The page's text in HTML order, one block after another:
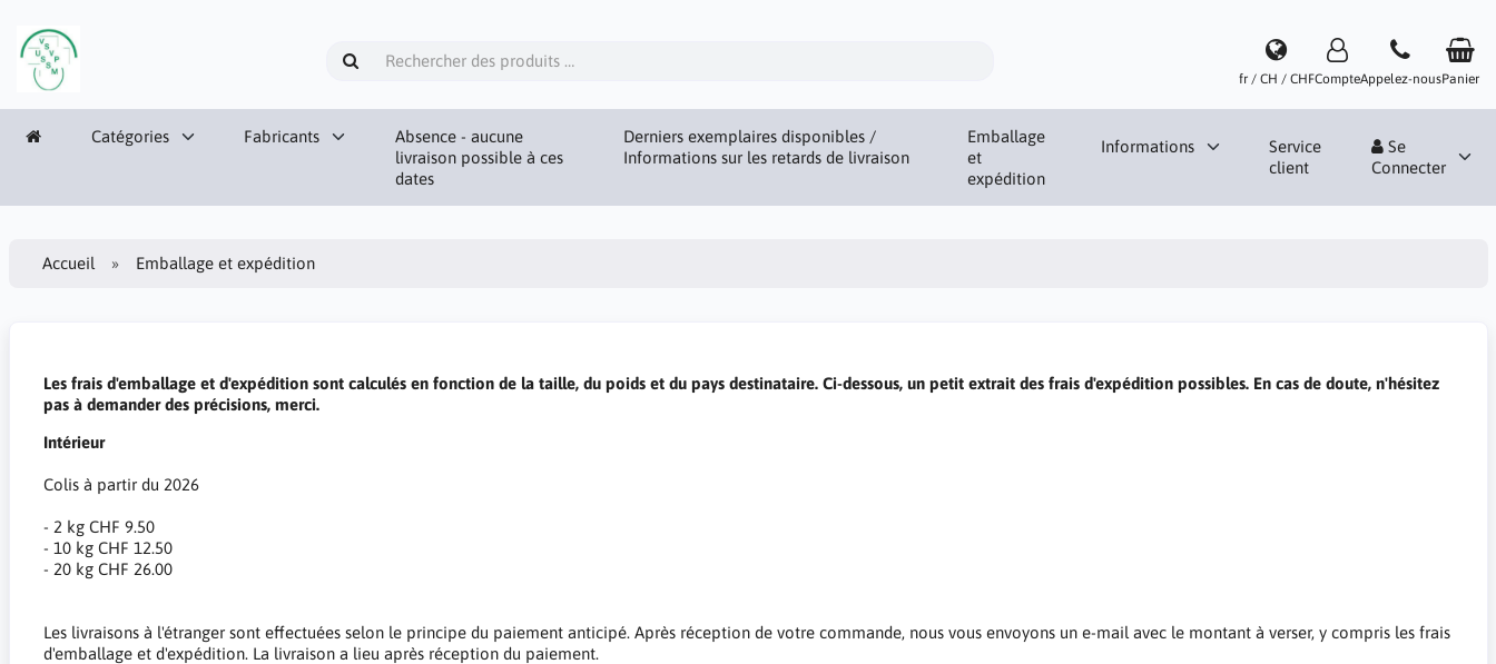
fr / CH / CHFCompteAppelez-nousPanier
Catégories Fabricants
Absence - aucune
livraison possible à ces
dates
Derniers exemplaires disponibles /
Informations sur les retards de livraison
Emballage
et
expédition
Informations
Service
client
Se
Connecter
Accueil Emballage et expédition
Les frais d'emballage et d'expédition sont calculés en fonction de la taille, du poids et du pays destinataire. Ci-dessous, un petit extrait des frais d'expédition possibles. En cas de doute, n'hésitez
pas à demander des précisions, merci.
Intérieur
Colis à partir du 2026
- 2 kg CHF 9.50
- 10 kg CHF 12.50
- 20 kg CHF 26.00
Les livraisons à l'étranger sont effectuées selon le principe du paiement anticipé. Après réception de votre commande, nous vous envoyons un e-mail avec le montant à verser, y compris les frais
d'emballage et d'expédition. La livraison a lieu après réception du paiement.